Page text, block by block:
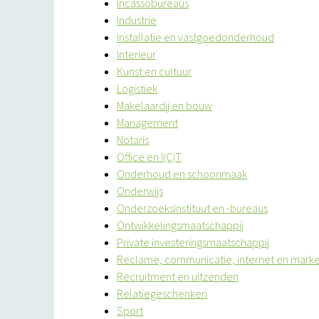
Incassobureaus
Industrie
Installatie en vastgoedonderhoud
Interieur
Kunst en cultuur
Logistiek
Makelaardij en bouw
Management
Notaris
Office en I(C)T
Onderhoud en schoonmaak
Onderwijs
Onderzoeksinstituut en -bureaus
Ontwikkelingsmaatschappij
Private investeringsmaatschappij
Reclame, communicatie, internet en
Recruitment en uitzenden
Relatiegeschenken
Sport